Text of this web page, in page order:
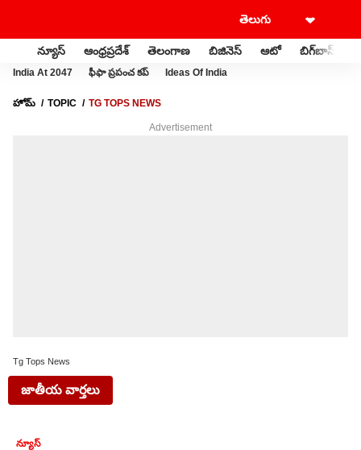
న్యూస్ ఆంధ్రప్రదేశ్ తెలంగాణ బిజినెస్ ఆటో బిగ్‌బాస్
India At 2047 ఫీఫా ప్రపంచ కప్ Ideas Of India
హోమ్ TOPIC TG TOPS NEWS
Advertisement
Tg Tops News
జాతీయ వార్తలు
న్యూస్